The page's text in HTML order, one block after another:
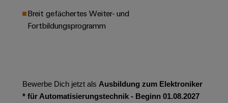
Wasseraufbereitung
&
Abwasseraufbereitung
und
Abwasserindustrie
Werkzeuge
Markierer
Breit gefächertes Weiter- und
Fortbildungsprogramm
Bewerbe Dich jetzt als Ausbildung zum Elektroniker
* für Automatisierungstechnik - Beginn 01.08.2027